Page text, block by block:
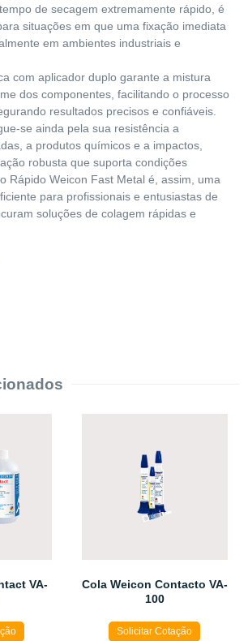
de secagem extremamente rápido, é
situações em que uma fixação imediata
em ambientes industriais e
com aplicador duplo garante a mistura
dos componentes, facilitando o processo
resultados precisos e confiáveis.
se ainda pela sua resistência a
a produtos químicos e a impactos,
robusta que suporta condições
Rápido Weicon Fast Metal é, assim, uma
para profissionais e entusiastas de
soluções de colagem rápidas e
VA-
Cola Weicon Contacto VA-
100
Solicitar Cotação